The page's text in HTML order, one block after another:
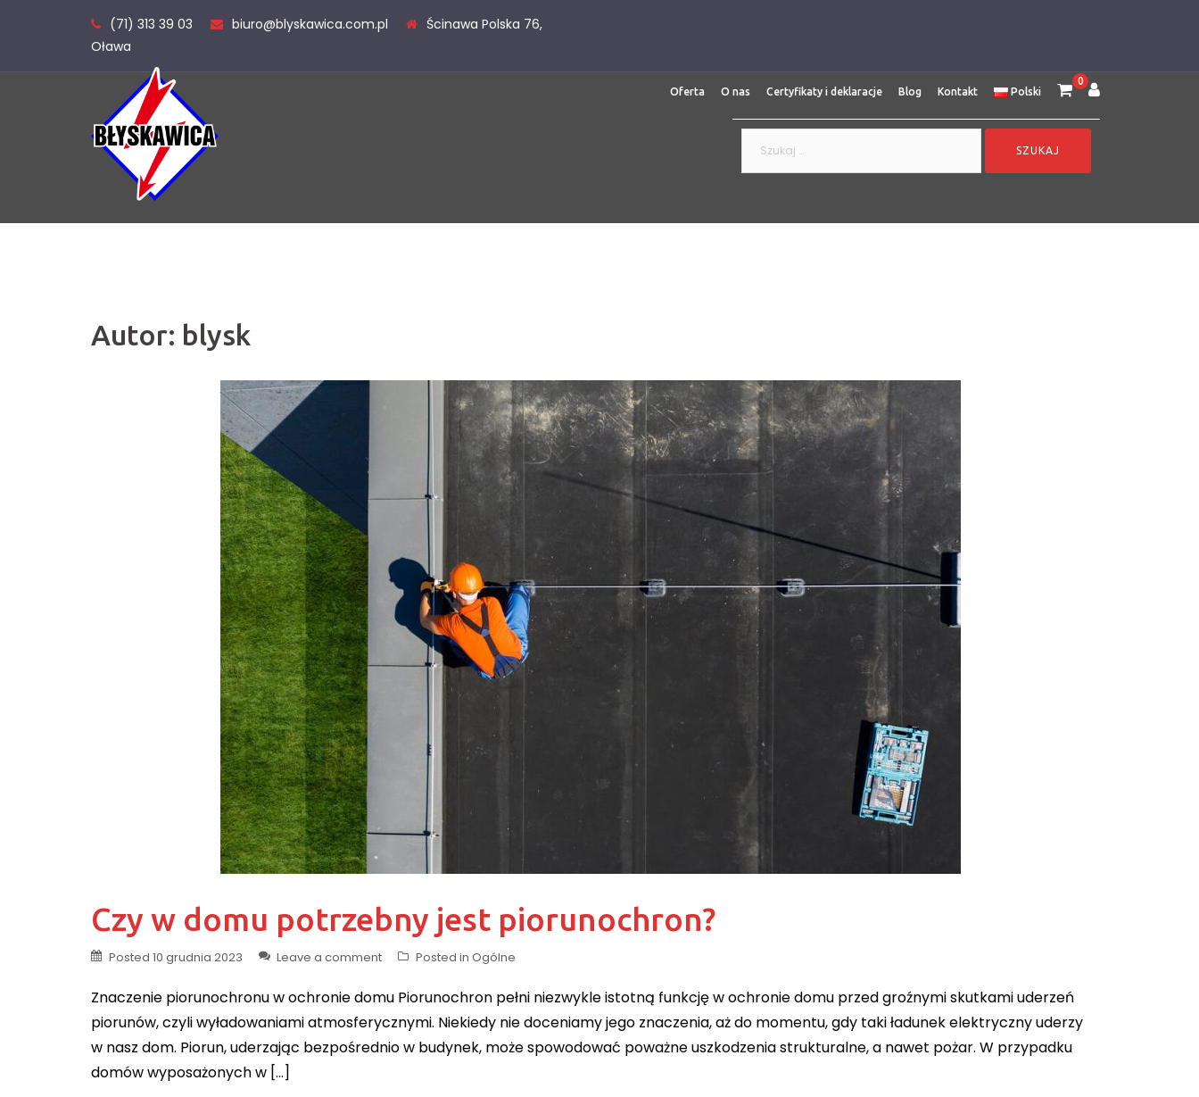
(71) 313 39 03 biuro@blyskawica.com.pl
Ścinawa Polska 76,
Oława
Oferta O nas Certyfikaty i deklaracje Blog Kontakt Polski
0
Autor: blysk
Czy w domu potrzebny jest piorunochron?
Posted 10 grudnia 2023 Leave a comment Posted in Ogólne
Znaczenie piorunochronu w ochronie domu Piorunochron pełni niezwykle istotną funkcję w ochronie domu przed groźnymi skutkami uderzeń
piorunów, czyli wyładowaniami atmosferycznymi. Niekiedy nie doceniamy jego znaczenia, aż do momentu, gdy taki ładunek elektryczny uderzy
w nasz dom. Piorun, uderzając bezpośrednio w budynek, może spowodować poważne uszkodzenia strukturalne, a nawet pożar. W przypadku
domów wyposażonych w […]